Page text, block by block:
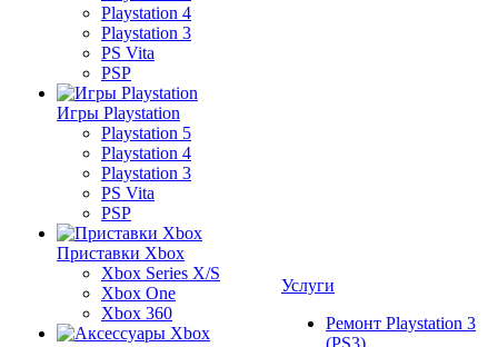
Playstation 4
Playstation 3
PS Vita
PSP
Игры Playstation
Playstation 5
Playstation 4
Playstation 3
PS Vita
PSP
Приставки Xbox
Xbox Series X/S
Xbox One
Xbox 360
Услуги
Ремонт Playstation 3
(PS3)